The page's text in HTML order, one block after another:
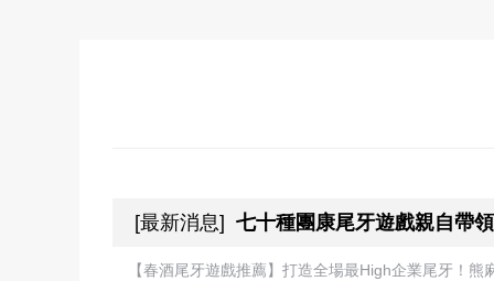
[最新消息] 七十種團康尾牙遊戲親自帶
【春酒尾牙遊戲推薦】打造全場最High企業尾牙！